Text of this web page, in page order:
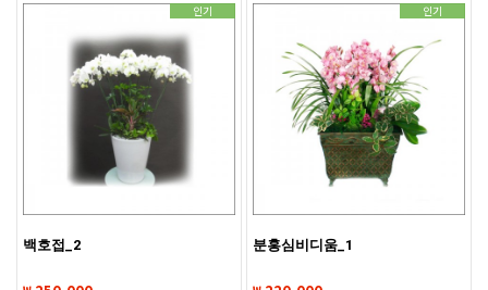
인기
백호접_2
인기
분홍심비디움_1